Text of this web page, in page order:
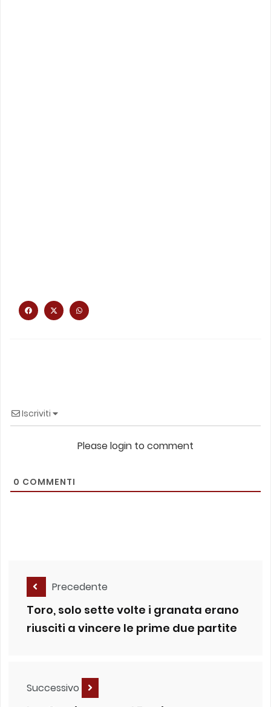
Iscriviti
Please login to comment
0 COMMENTI
Precedente
Toro, solo sette volte i granata erano
riusciti a vincere le prime due partite
Successivo